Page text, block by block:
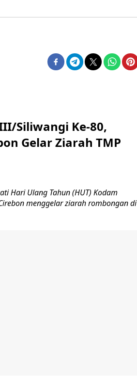
Siliwangi Ke-80,
Gelar Ziarah TMP
Hari Ulang Tahun (HUT) Kodam
menggelar ziarah rombongan di